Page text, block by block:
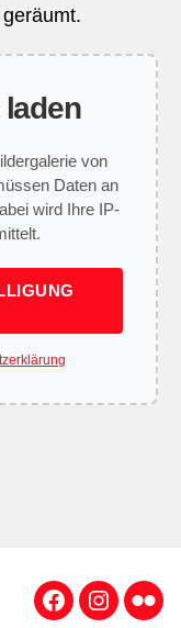
von
Daten an
wird Ihre IP-
Facebook